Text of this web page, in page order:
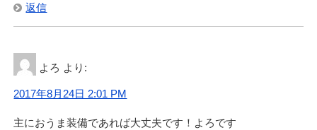
返信
よろ より:
2017年8月24日 2:01 PM
主におうま装備であれば大丈夫です！よろです